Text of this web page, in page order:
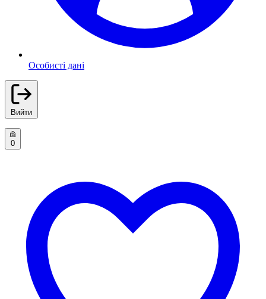
Особисті дані
Вийти
0